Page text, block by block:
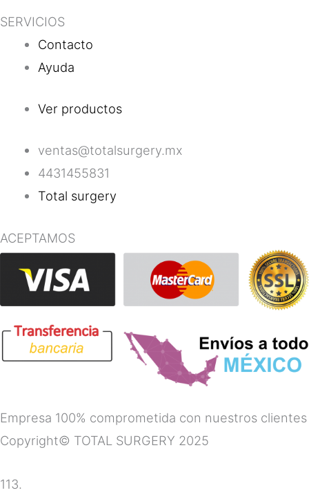
SERVICIOS
Contacto
Ayuda
Ver productos
ventas@totalsurgery.mx
4431455831
Total surgery
ACEPTAMOS
Empresa 100% comprometida con nuestros clientes
Copyright© TOTAL SURGERY 2025
113.